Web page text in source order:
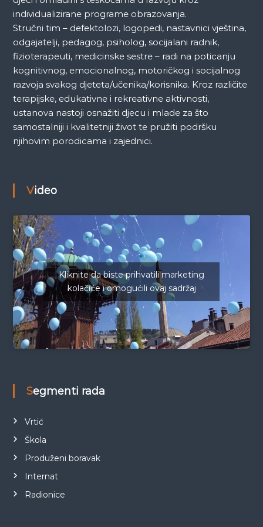
individualizirane programe obrazovanja.
Stručni tim – defektolozi, logopedi, nastavnici vještina,
odgajatelji, pedagog, psiholog, socijalani radnik,
fizioterapeuti, medicinske sestre – radi na poticanju
kognitivnog, emocionalnog, motoričkog i socijalnog
razvoja svakog djeteta/učenika/korisnika. Kroz različite
terapijske, edukativne i rekreativne aktivnosti,
ustanova nastoji osnažiti djecu i mlade za što
samostalniji i kvalitetniji život te pružiti podršku
njihovim porodicama i zajednici.
Video
Kliknite da biste prihvatili marketing
kolačiće i omogućili ovaj sadržaj
Segmenti rada
Vrtić
Škola
Produženi boravak
Internat
Radionice